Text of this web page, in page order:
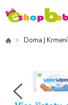
Doma | Krmení